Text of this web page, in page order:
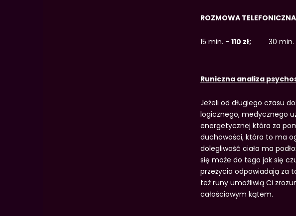
ROZMOWA TELEFONICZNA
15 min. - 110 zł; 30 min.
Runiczna analiza
Jeżeli od długiego czasu
logicznego, medycznego
energetycznej która za
duchowości, która to ma
dolegliwość ciała ma
się może do tego jak się
przeżycia odpowiadają za
też runy umożliwią Ci
całościowym kątem.